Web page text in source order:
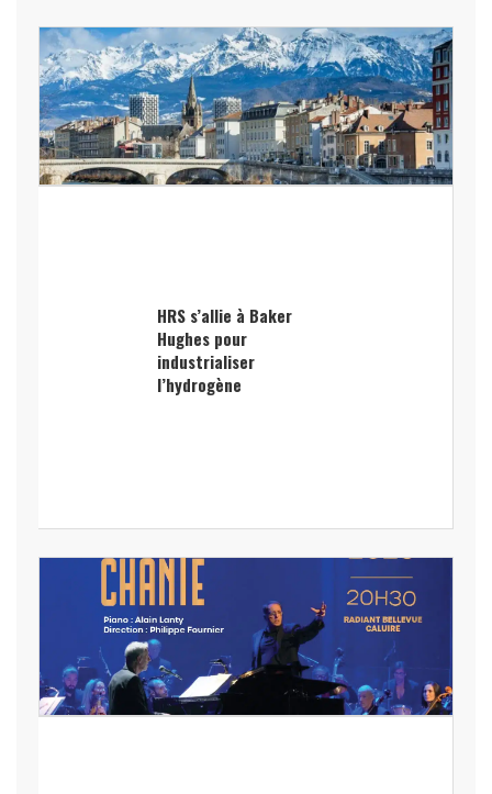
HRS s’allie à Baker
Hughes pour
industrialiser
l’hydrogène